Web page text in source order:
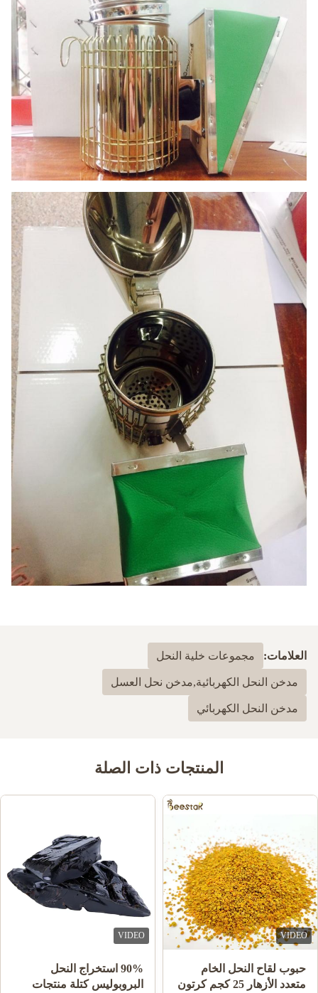
العلامات: مجموعات خلية النحل
مدخن النحل الكهربائية,مدخن نحل العسل
مدخن النحل الكهربائي
المنتجات ذات الصلة
VIDEO
حبوب لقاح النحل الخام
متعدد الأزهار 25 كجم كرتون
VIDEO
90% استخراج النحل
البروبوليس كتلة منتجات